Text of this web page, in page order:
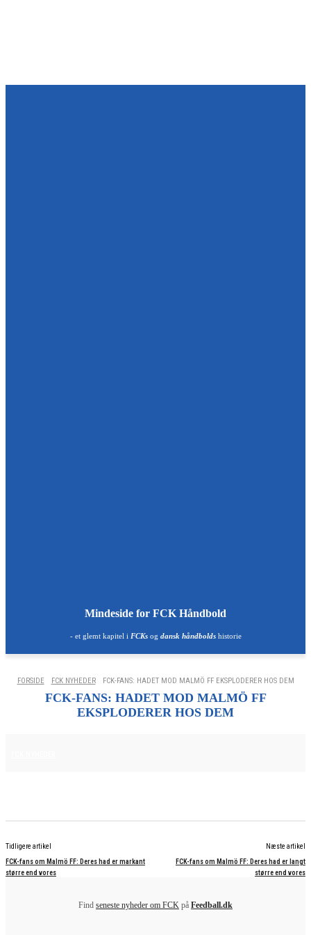
Mindeside for FCK Håndbold
- et glemt kapitel i FCKsog dansk håndboldshistorie
FORSIDE FCK NYHEDER FCK-FANS: HADET MOD MALMÖ FF EKSPLODERER HOS DEM
FCK-FANS: HADET MOD MALMÖ FF
EKSPLODERER HOS DEM
Tidligere artikel
FCK-fans om Malmö FF: Deres had er markant
større end vores
Næste artikel
FCK-fans om Malmö FF: Deres had er langt
større end vores
Find seneste nyheder om FCK på Feedball.dk